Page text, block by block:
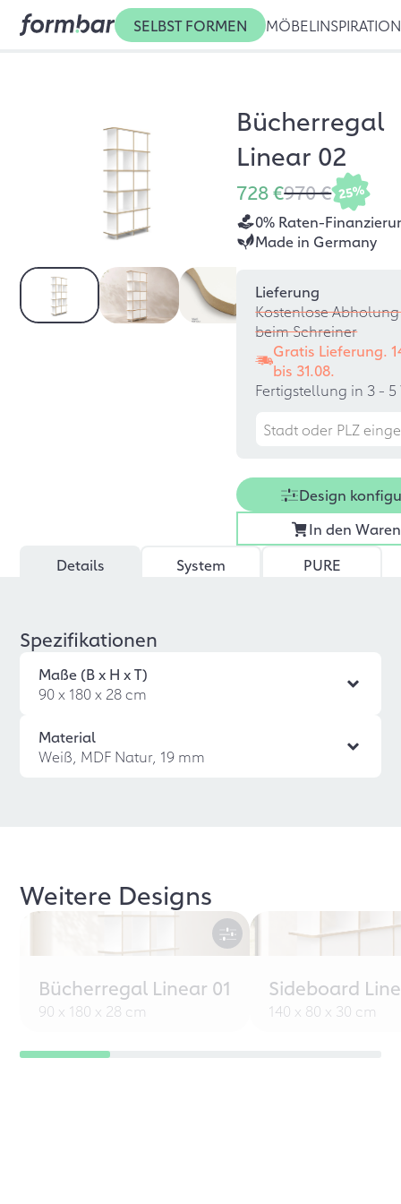
SELBST FORMEN MÖBEL INSPIRATION
Bücherregal
Linear 02
728 €970 € 25%
0% Raten-
Made in Germany
Lieferung
Kostenlose
beim Schreiner
Gratis Lieferung.
bis 31.08.
Fertigstellung in 3 -
Design
In den
Details
System PURE
Spezifikationen
Maße (B x H x T)
90 x 180 x 28 cm
Material
Weiß, MDF Natur, 19 mm
Weitere Designs
Bücherregal Linear 01
90 x 180 x 28 cm
Sideboard
140 x 80 x 30 cm